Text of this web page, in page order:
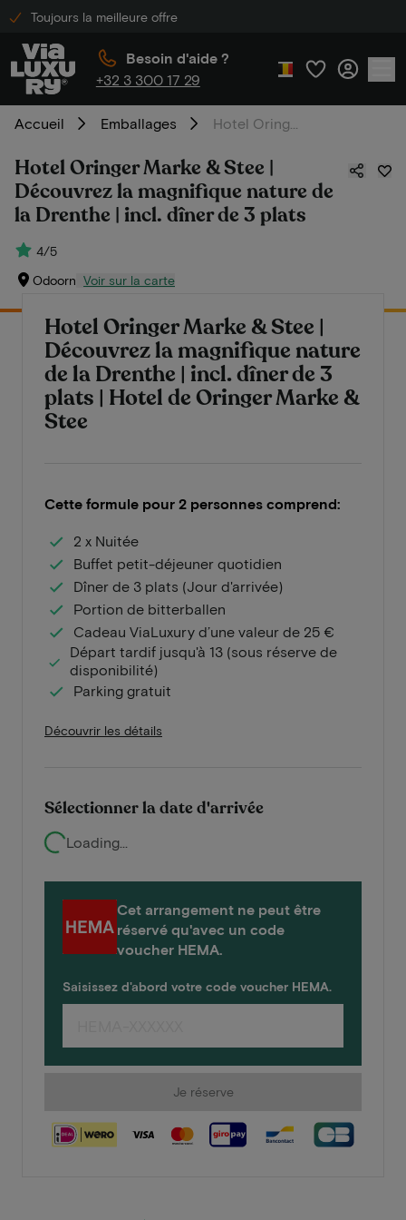
Toujours la meilleure offre
Besoin d'aide ?
+32 3 300 17 29
Accueil Emballages
Hotel Oringer Marke & Stee |
Découvrez la magnifique nature de
la Drenthe | incl. dîner de 3 plats
4/5
Odoorn Voir sur la carte
Hotel Oringer Marke & Stee |
Découvrez la magnifique nature
de la Drenthe | incl. dîner de 3
plats | Hotel de Oringer Marke &
Stee
Cette formule pour 2 personnes comprend:
2 x Nuitée
Buffet petit-déjeuner quotidien
Dîner de 3 plats (Jour d'arrivée)
Portion de bitterballen
Cadeau ViaLuxury d’une valeur de 25 €
Départ tardif jusqu'à 13 (sous réserve de
disponibilité)
Parking gratuit
Découvrir les détails
Sélectionner la date d'arrivée
Loading...
Cet arrangement ne peut être
réservé qu'avec un code
voucher HEMA.
Saisissez d'abord votre code voucher HEMA.
Je réserve